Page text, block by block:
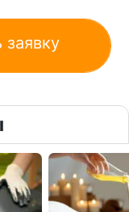
заявку